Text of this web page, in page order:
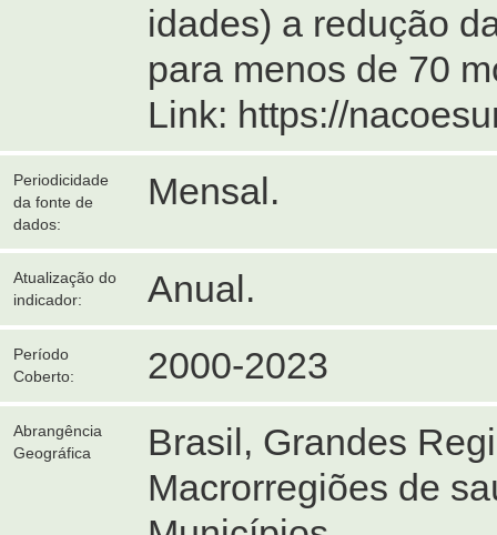
idades) a redução
para menos de 70
Link: https://
Periodicidade
da fonte de
dados:
Mensal.
Atualização do
indicador:
Anual.
Período
Coberto:
2000-2023
Abrangência
Geográfica
Brasil, Grandes
Macrorregiões de